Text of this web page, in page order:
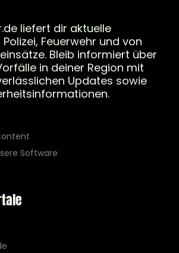
liefert dir aktuelle
Feuerwehr und von
Bleib informiert über
in deiner Region mit
Updates sowie
Software